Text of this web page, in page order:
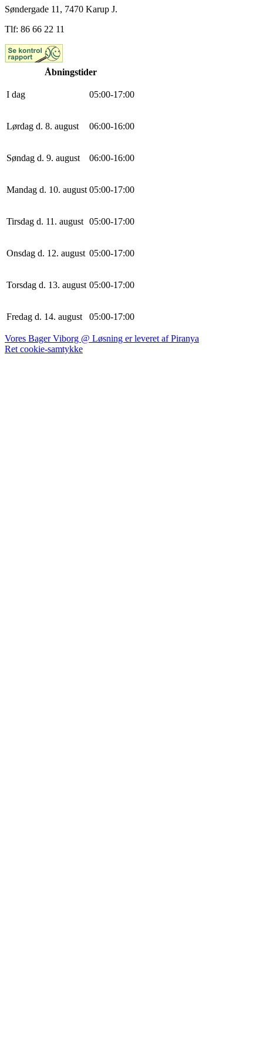
Søndergade 11, 7470 Karup J.
Tlf: 86 66 22 11
Åbningstider
I dag 05:00-17:00
Lørdag d. 8. august 06:00-16:00
Søndag d. 9. august 06:00-16:00
Mandag d. 10. august 05:00-17:00
Tirsdag d. 11. august 05:00-17:00
Onsdag d. 12. august 05:00-17:00
Torsdag d. 13. august 05:00-17:00
Fredag d. 14. august 05:00-17:00
Vores Bager Viborg @ Løsning er leveret af Piranya
Ret cookie-samtykke